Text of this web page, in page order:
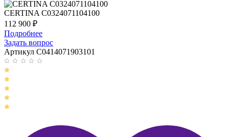
CERTINA C0324071104100
112 900 ₽
Подробнее
Задать вопрос
Артикул C0414071903101